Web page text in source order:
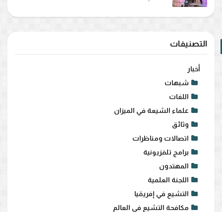
التصنيفات
أخبار
شبهات
اللغات
علماء الشيعة في الميزان
وثائق
اتصالات ومناظرات
برامج تلفزيونية
المهتدون
اللجنة العلمية
التشيع في إفريقيا
مكافحة التشيع في العالم